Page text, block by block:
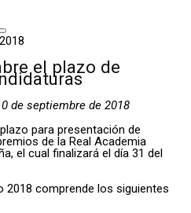
el plazo de
de septiembre de 2018
para presentación de
de la Real Academia
el cual finalizará el día 31 del
comprende los siguientes